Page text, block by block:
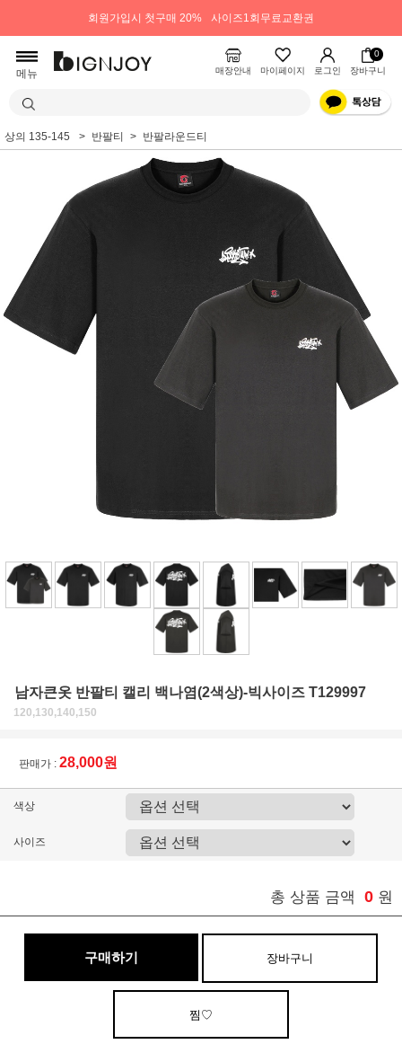
회원가입시 첫구매 20% 사이즈1회무료교환권
메뉴 매장안내 마이페이지 로그인
0
장바구니
상의 135-145 반팔티 반팔라운드티
남자큰옷 반팔티 캘리 백나염(2색상)-빅사이즈 T129997
120,130,140,150
판매가 : 28,000원
색상
사이즈
총 상품 금액 0 원
구매하기 장바구니
찜♡